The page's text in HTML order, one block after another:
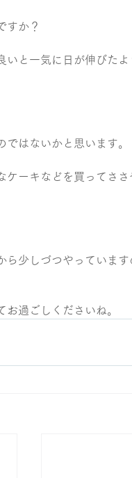
すか？
いと一気に日が伸びたよ
はないかと思います。
ケーキなどを買ってささ
ら少しづつやっていま
過ごしくださいね。